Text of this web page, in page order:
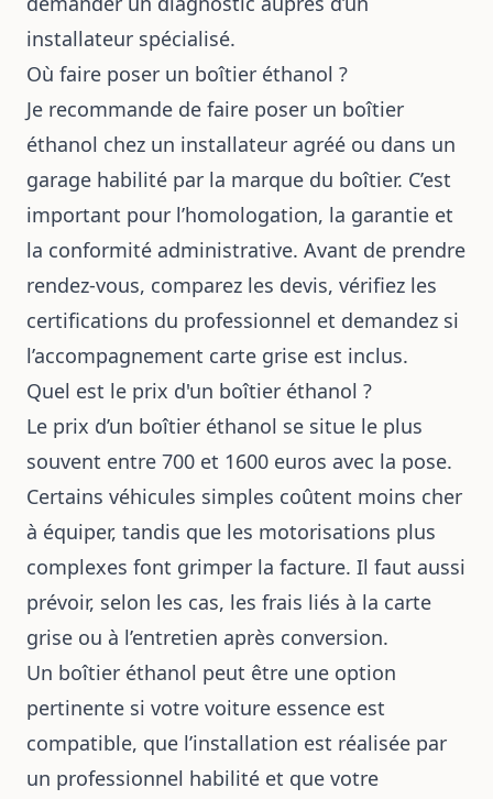
installateur spécialisé.
Où faire poser un boîtier éthanol ?
Je recommande de faire poser un boîtier
éthanol chez un installateur agréé ou dans un
garage habilité par la marque du boîtier. C’est
important pour l’homologation, la garantie et
la conformité administrative. Avant de prendre
rendez-vous, comparez les devis, vérifiez les
certifications du professionnel et demandez si
l’accompagnement carte grise est inclus.
Quel est le prix d'un boîtier éthanol ?
Le prix d’un boîtier éthanol se situe le plus
souvent entre 700 et 1600 euros avec la pose.
Certains véhicules simples coûtent moins cher
à équiper, tandis que les motorisations plus
complexes font grimper la facture. Il faut aussi
prévoir, selon les cas, les frais liés à la carte
grise ou à l’entretien après conversion.
Un boîtier éthanol peut être une option
pertinente si votre voiture essence est
compatible, que l’installation est réalisée par
un professionnel habilité et que votre